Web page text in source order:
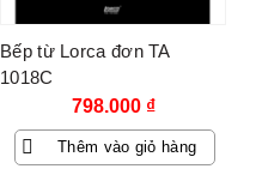
Bếp từ Lorca đơn TA
1018C
798.000 ₫
Thêm vào giỏ hàng